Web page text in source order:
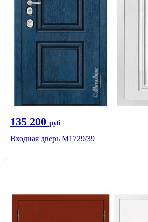
135 200 руб
Входная дверь М1729/39